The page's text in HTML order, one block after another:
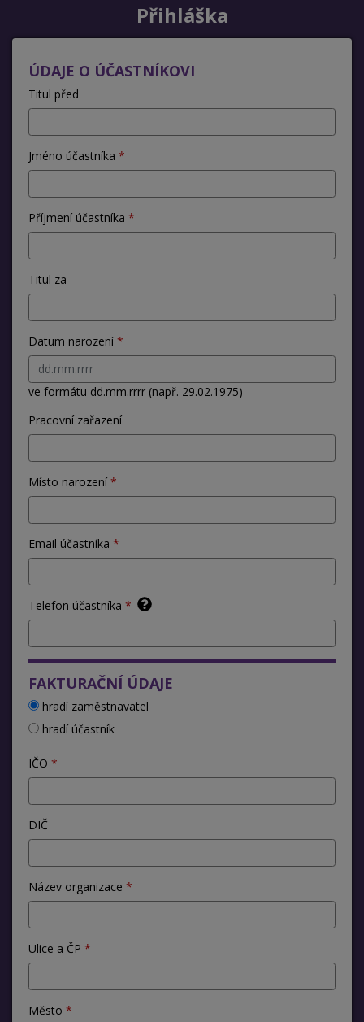
Přihláška
ÚDAJE O ÚČASTNÍKOVI
Titul před
Jméno účastníka
Příjmení účastníka
Titul za
Datum narození
ve formátu dd.mm.rrrr (např. 29.02.1975)
Pracovní zařazení
Místo narození
Email účastníka
Telefon účastníka
FAKTURAČNÍ ÚDAJE
hradí zaměstnavatel
hradí účastník
IČO
DIČ
Název organizace
Ulice a ČP
Město